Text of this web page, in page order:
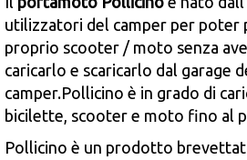
utilizzatori del camper per poter
proprio scooter / moto senza
caricarlo e scaricarlo dal garage
camper.Pollicino è in grado di
bicilette, scooter e moto fino al
Pollicino è un prodotto